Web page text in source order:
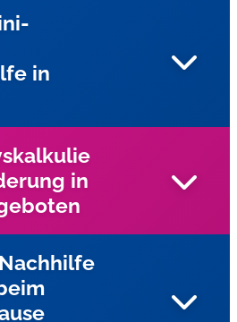
in
von Frankfurt am Main und
beim Schüler zu
in
mit Lese-
und Dyskalkulie wird